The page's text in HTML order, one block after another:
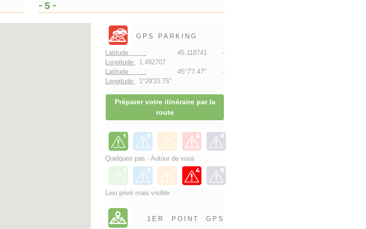
- 5 -
GPS PARKING
Latitude : 45.118741 -
Longitude: 1.492707
Latitude : 45°7'7.47" -
Longitude: 1°29'33.75"
Préparer votre itinéraire par la
route
Quelques pas - Autour de vous
Lieu privé mais visible
1ER POINT GPS